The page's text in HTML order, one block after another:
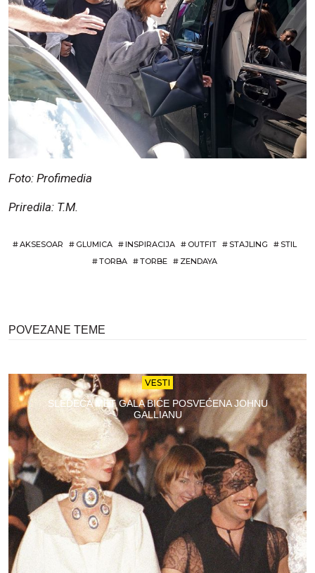
Foto: Profimedia
Priredila: T.M.
#AKSESOAR # GLUMICA #INSPIRACIJA # OUTFIT # STAJLING # STIL
#TORBA #TORBE # ZENDAYA
POVEZANE TEME
VESTI
SLEDEĆA MET GALA BIĆE POSVEĆENA JOHNU
GALLIANU